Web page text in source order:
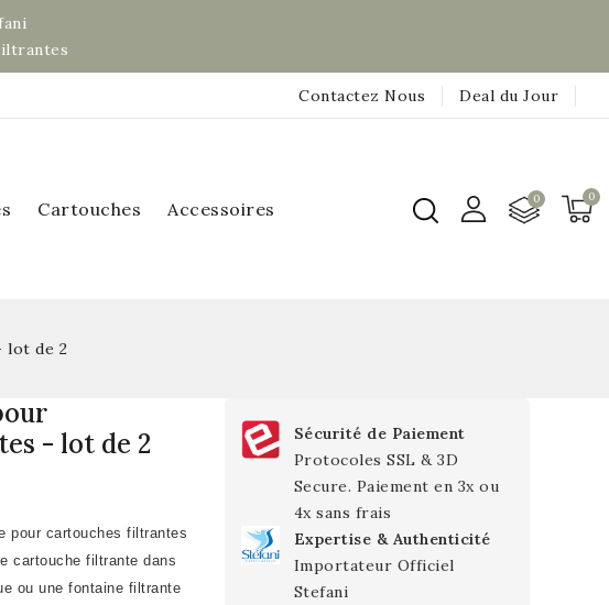
Contactez Nous Deal du Jour
Cartouches Accessoires
lot de 2
- lot de 2
pour cartouches filtrantes
cartouche filtrante dans
ou une fontaine filtrante
Sécurité de Paiement
Protocoles SSL & 3D
Secure. Paiement en 3x ou
4x sans frais
Expertise & Authenticité
Importateur Officiel
Stefani